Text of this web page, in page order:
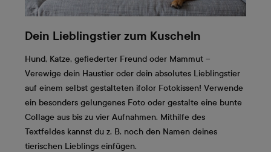
Dein Lieblingstier zum Kuscheln
Hund, Katze, gefiederter Freund oder Mammut –
Verewige dein Haustier oder dein absolutes Lieblingstier
auf einem selbst gestalteten ifolor Fotokissen! Verwende
ein besonders gelungenes Foto oder gestalte eine bunte
Collage aus bis zu vier Aufnahmen. Mithilfe des
Textfeldes kannst du z. B. noch den Namen deines
tierischen Lieblings einfügen.